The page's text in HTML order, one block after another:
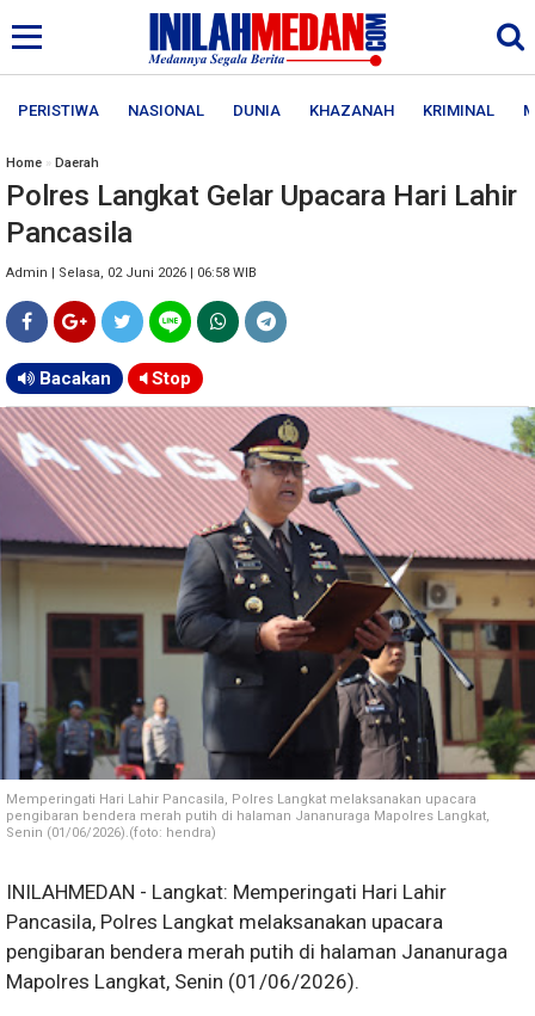
PERISTIWA NASIONAL DUNIA KHAZANAH KRIMINAL
Home » Daerah
Polres Langkat Gelar Upacara Hari Lahir
Pancasila
Admin | Selasa, 02 Juni 2026 | 06:58 WIB
Bacakan Stop
Memperingati Hari Lahir Pancasila, Polres Langkat melaksanakan upacara
pengibaran bendera merah putih di halaman Jananuraga Mapolres Langkat,
Senin (01/06/2026).(foto: hendra)
INILAHMEDAN - Langkat: Memperingati Hari Lahir
Pancasila, Polres Langkat melaksanakan upacara
pengibaran bendera merah putih di halaman Jananuraga
Mapolres Langkat, Senin (01/06/2026).